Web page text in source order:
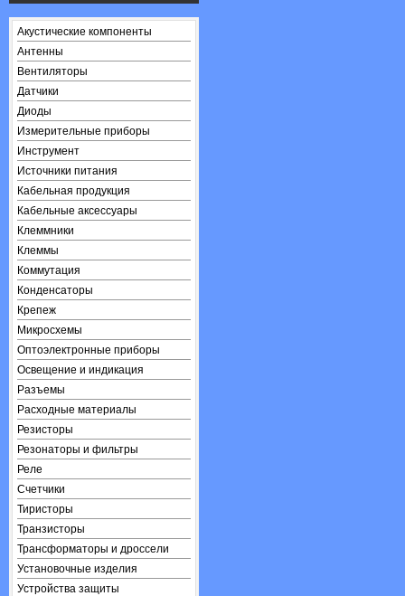
Акустические компоненты
Антенны
Вентиляторы
Датчики
Диоды
Измерительные приборы
Инструмент
Источники питания
Кабельная продукция
Кабельные аксессуары
Клеммники
Клеммы
Коммутация
Конденсаторы
Крепеж
Микросхемы
Оптоэлектронные приборы
Освещение и индикация
Разъемы
Расходные материалы
Резисторы
Резонаторы и фильтры
Реле
Счетчики
Тиристоры
Транзисторы
Трансформаторы и дроссели
Установочные изделия
Устройства защиты